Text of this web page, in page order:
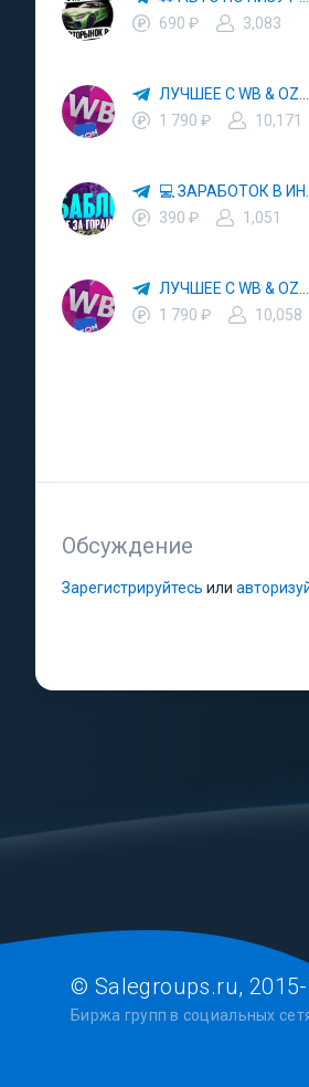
690 ₽
3,083
1 790 ₽
10,171
390 ₽
1,051
1 790 ₽
10,058
Обсуждение
Зарегистрируйтесь или
© Salegroups.ru,
Биржа групп в социальных